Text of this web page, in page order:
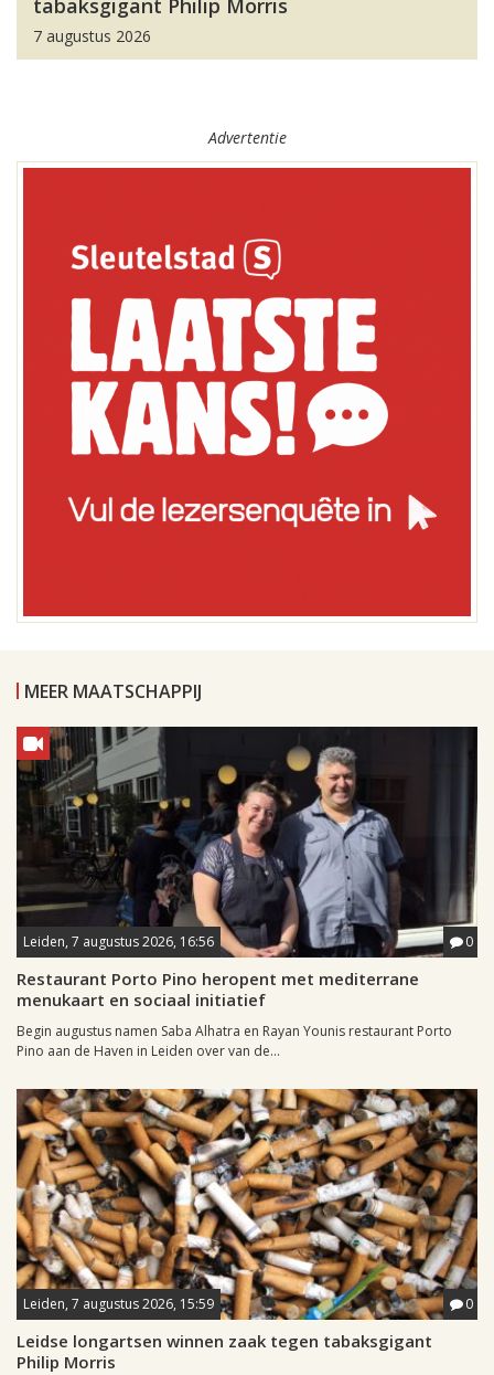
tabaksgigant Philip Morris
7 augustus 2026
Advertentie
MEER MAATSCHAPPIJ
Leiden, 7 augustus 2026, 16:56 0
Restaurant Porto Pino heropent met mediterrane
menukaart en sociaal initiatief
Begin augustus namen Saba Alhatra en Rayan Younis restaurant Porto
Pino aan de Haven in Leiden over van de...
Leiden, 7 augustus 2026, 15:59 0
Leidse longartsen winnen zaak tegen tabaksgigant
Philip Morris